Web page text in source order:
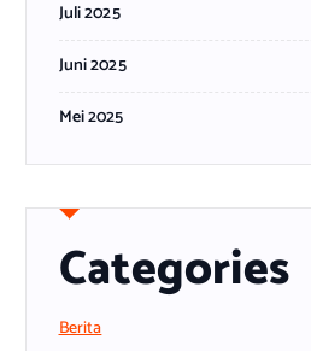
Juli 2025
Juni 2025
Mei 2025
Categories
Berita